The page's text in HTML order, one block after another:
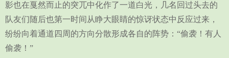
影也在戛然而止的突兀中化作了一道白光，几名回过头去的
队友们随后也第一时间从睁大眼睛的惊讶状态中反应过来，
纷纷向着通道四周的方向分散形成各自的阵势：“偷袭！有人
偷袭！”